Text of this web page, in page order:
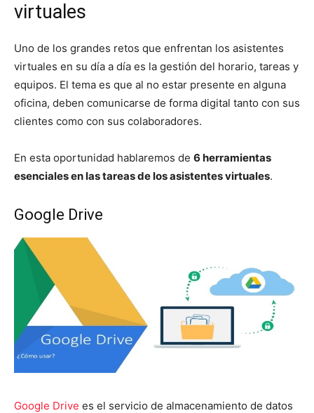
virtuales
Uno de los grandes retos que enfrentan los asistentes
virtuales en su día a día es la gestión del horario, tareas y
equipos. El tema es que al no estar presente en alguna
oficina, deben comunicarse de forma digital tanto con sus
clientes como con sus colaboradores.
En esta oportunidad hablaremos de 6 herramientas
esenciales en las tareas de los asistentes virtuales.
Google Drive
Google Drive es el servicio de almacenamiento de datos